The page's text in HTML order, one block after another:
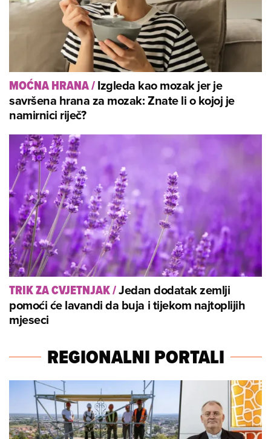
MOĆNA HRANA/Izgleda kao mozak jer je
savršena hrana za mozak: Znate li o kojoj je
namirnici riječ?
TRIK ZA CVJETNJAK/Jedan dodatak zemlji
pomoći će lavandi da buja i tijekom najtoplijih
mjeseci
REGIONALNI PORTALI